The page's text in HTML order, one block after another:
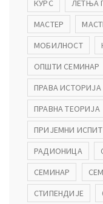
КУРС
ЛЕТЊА
МАСТЕР
МОБИЛНОСТ
ОПШТИ СЕМИНАР
ПРАВА ИСТОРИЈА
ПРАВНА ТЕОРИЈА
ПРИЈЕМНИ ИСПИТ
РАДИОНИЦА
СЕМИНАР
СТИПЕНДИЈЕ